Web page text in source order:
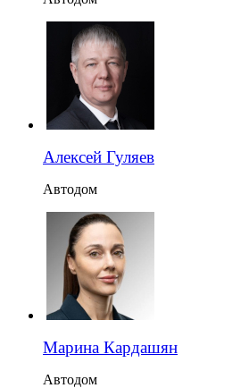
Алексей Гуляев
Автодом
Марина Кардашян
Автодом